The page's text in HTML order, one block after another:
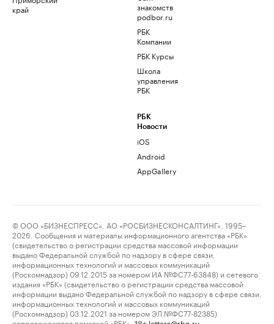
край
знакомств
podbor.ru
РБК
Компании
РБК Курсы
Школа
управления
РБК
РБК
Новости
iOS
Android
AppGallery
© ООО «БИЗНЕСПРЕСС», АО «РОСБИЗНЕСКОНСАЛТИНГ», 1995–
2026. Сообщения и материалы информационного агентства «РБК»
(свидетельство о регистрации средства массовой информации
выдано Федеральной службой по надзору в сфере связи,
информационных технологий и массовых коммуникаций
(Роскомнадзор) 09.12.2015 за номером ИА №ФС77-63848) и сетевого
издания «РБК» (свидетельство о регистрации средства массовой
информации выдано Федеральной службой по надзору в сфере связи,
информационных технологий и массовых коммуникаций
(Роскомнадзор) 03.12.2021 за номером ЭЛ №ФС77-82385)